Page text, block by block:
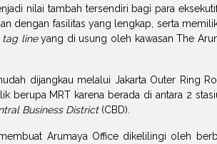
nilai tambah tersendiri bagi para
dengan fasilitas yang lengkap, serta
tag lineyang di usung oleh kawasan The
dijangkau melalui Jakarta Outer Ring
berupa MRT karena berada di antara 2
Business District(CBD).
Arumaya Office dikelilingi oleh